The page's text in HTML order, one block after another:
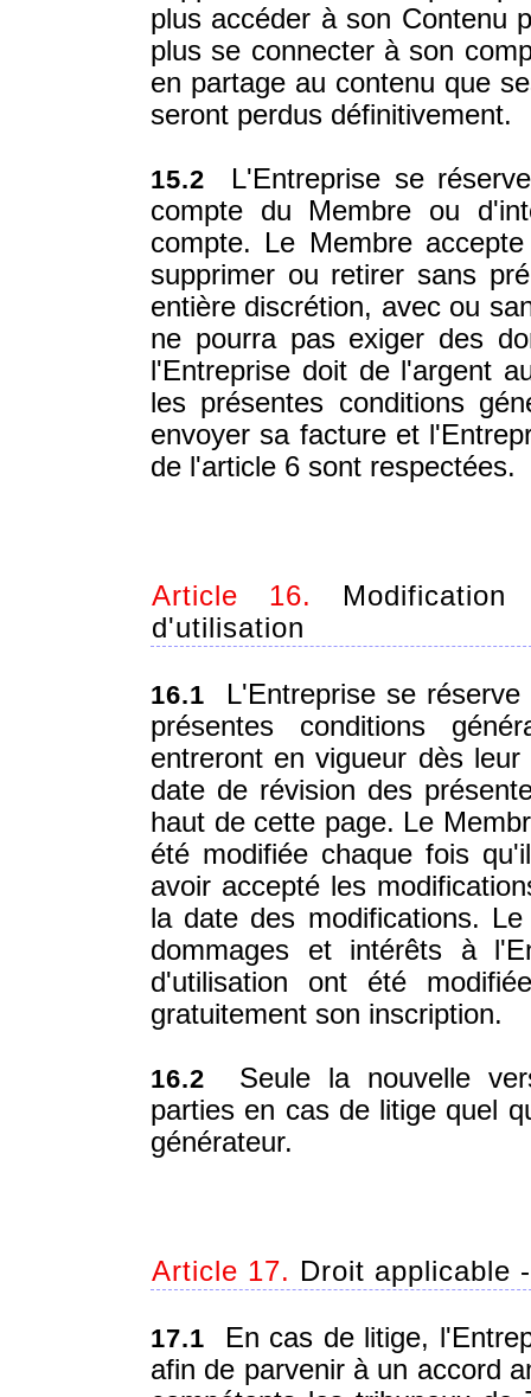
plus accéder à son Contenu
plus se connecter à son
en partage au contenu que
seront perdus définitivement.
15.2 L'Entreprise se
compte du Membre ou
compte. Le Membre
supprimer ou retirer sans
entière discrétion, avec ou
ne pourra pas exiger des
l'Entreprise doit de l'argent
les présentes conditions
envoyer sa facture et
de l'article 6 sont respectées.
Article 16.
d'utilisation
16.1 L'Entreprise se
présentes conditions
entreront en vigueur dès
date de révision des
haut de cette page. Le
été modifiée chaque fois
avoir accepté les
la date des modifications.
dommages et intérêts à
d'utilisation ont été
gratuitement son inscription.
16.2 Seule la nouvelle
parties en cas de litige quel
générateur.
Article 17. Droit applicable
17.1 En cas de litige,
afin de parvenir à un accord